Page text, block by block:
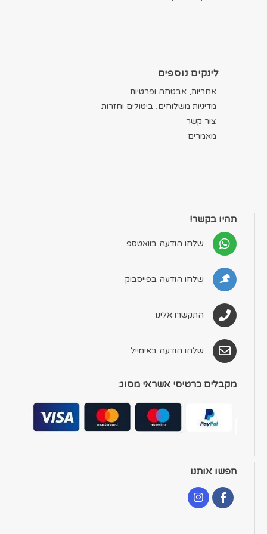
לינקים נוספים
אחריות, אבטחה ופרטיות
מדיניות משלוחים, ביטולים וחזרות
צור קשר
מאמרים
תהיו בקשר!
שלחו הודעה בוואטספ
שלחו הודעה בפייסבוק
התקשרו אלינו
שלחו הודעה באימייל
מקבלים כרטיסי אשראי מסוג:
חפשו אותנו